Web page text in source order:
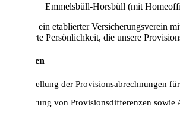
Emmelsbüll-Horsbüll (mit
Wir sind ein etablierter Versicherungsverein
engagierte Persönlichkeit, die unsere
Aufgaben
Erstellung der Provisionsabrechnungen
Klärung von Provisionsdifferenzen sowie